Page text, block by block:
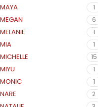
MAYA 1
MEGAN 6
MELANIE 1
MIA 1
MICHELLE 15
MIYU 1
MONIC 1
NARE 2